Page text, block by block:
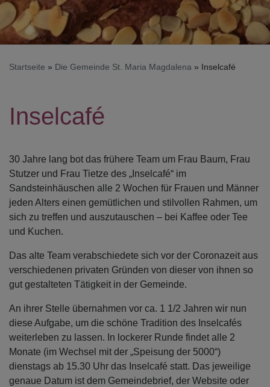
Startseite Die Gemeinde St. Maria Magdalena Inselcafé
Inselcafé
30 Jahre lang bot das frühere Team um Frau Baum, Frau
Stutzer und Frau Tietze des „Inselcafé“ im
Sandsteinhäuschen alle 2 Wochen für Frauen und Männer
jeden Alters einen gemütlichen und stilvollen Rahmen, um
sich zu treffen und auszutauschen – bei Kaffee oder Tee
und Kuchen.
Das alte Team verabschiedete sich vor der Coronazeit aus
verschiedenen privaten Gründen von dieser von ihnen so
gut gestalteten Tätigkeit in der Gemeinde.
An ihrer Stelle übernahmen vor ca. 1 1/2 Jahren wir nun
diese Aufgabe, um die schöne Tradition des Inselcafés
weiterleben zu lassen. In lockerer Runde findet alle 2
Monate (im Wechsel mit der „Speisung der 5000“)
dienstags ab 15.30 Uhr das Inselcafé statt. Das jeweilige
genaue Datum ist dem Gemeindebrief, der Website oder